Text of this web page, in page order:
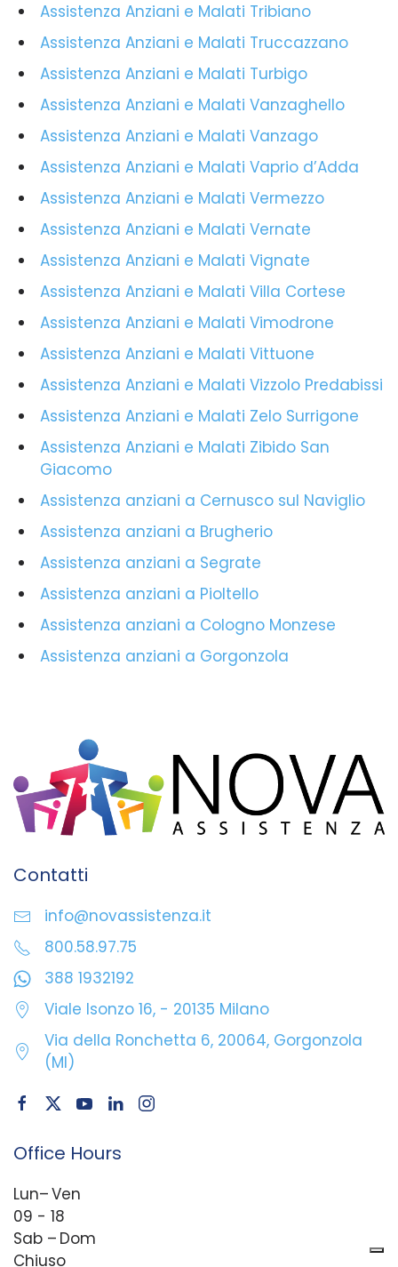
Assistenza Anziani e Malati Tribiano
Assistenza Anziani e Malati Truccazzano
Assistenza Anziani e Malati Turbigo
Assistenza Anziani e Malati Vanzaghello
Assistenza Anziani e Malati Vanzago
Assistenza Anziani e Malati Vaprio d’Adda
Assistenza Anziani e Malati Vermezzo
Assistenza Anziani e Malati Vernate
Assistenza Anziani e Malati Vignate
Assistenza Anziani e Malati Villa Cortese
Assistenza Anziani e Malati Vimodrone
Assistenza Anziani e Malati Vittuone
Assistenza Anziani e Malati Vizzolo Predabissi
Assistenza Anziani e Malati Zelo Surrigone
Assistenza Anziani e Malati Zibido San
Giacomo
Assistenza anziani a Cernusco sul Naviglio
Assistenza anziani a Brugherio
Assistenza anziani a Segrate
Assistenza anziani a Pioltello
Assistenza anziani a Cologno Monzese
Assistenza anziani a Gorgonzola
Contatti
info@novassistenza.it
800.58.97.75
388 1932192
Viale Isonzo 16, - 20135 Milano
Via della Ronchetta 6, 20064, Gorgonzola
(MI)
Office Hours
Lun– Ven
09 - 18
Sab – Dom
Chiuso